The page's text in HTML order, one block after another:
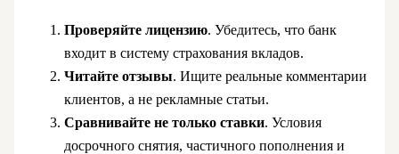
Проверяйте лицензию. Убедитесь, что банк
входит в систему страхования вкладов.
Читайте отзывы. Ищите реальные комментарии
клиентов, а не рекламные статьи.
Сравнивайте не только ставки. Условия
досрочного снятия, частичного пополнения и